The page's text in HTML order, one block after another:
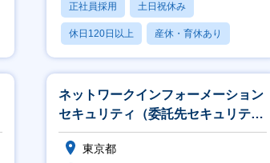
正社員採用 土日祝休み
休日120日以上 産休・育休あり
賞与あり
ネットワークインフォーメーション
セキュリティ（委託先セキュリティ
リスク評価担当）【S&TO】
東京都